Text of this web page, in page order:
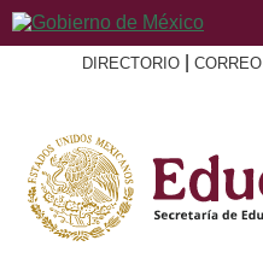
DIRECTORIO CORREO